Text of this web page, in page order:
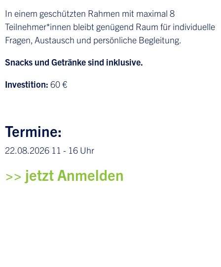
In einem geschützten Rahmen mit maximal 8
Teilnehmer*innen bleibt genügend Raum für individuelle
Fragen, Austausch und persönliche Begleitung.
Snacks und Getränke sind inklusive.
Investition: 60 €
Termine:
22.08.2026 11 - 16 Uhr
>> jetzt Anmelden